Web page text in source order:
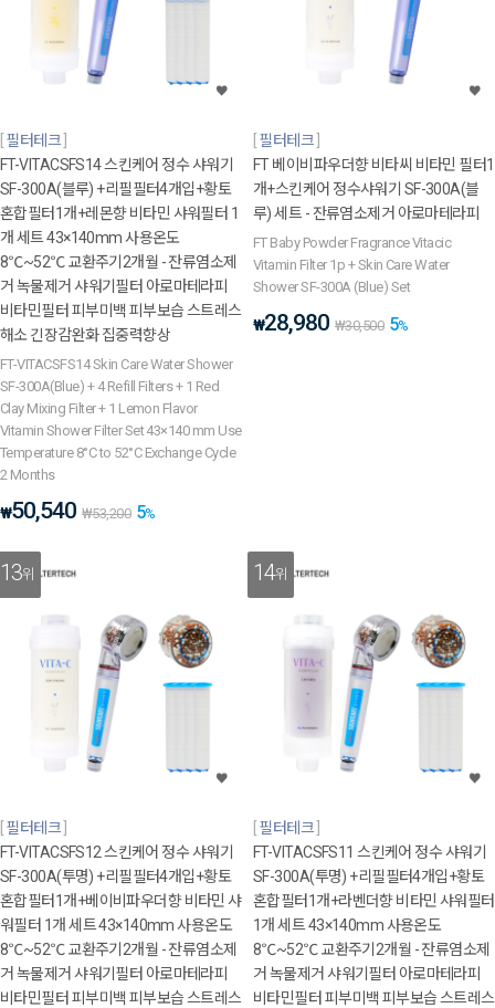
필터테크
FT-VITACSFS14 스킨케어 정수 샤워기
SF-300A(블루) +리필필터4개입+황토
혼합필터1개+레몬향 비타민 샤워필터 1
개 세트 43×140mm 사용온도
8℃~52℃ 교환주기2개월 - 잔류염소제
거 녹물제거 샤워기필터 아로마테라피
비타민필터 피부미백 피부보습 스트레스
해소 긴장감완화 집중력향상
FT-VITACSFS14 Skin Care Water Shower
SF-300A(Blue) + 4 Refill Filters + 1 Red
Clay Mixing Filter + 1 Lemon Flavor
Vitamin Shower Filter Set 43×140 mm Use
Temperature 8°C to 52°C Exchange Cycle
2 Months
₩50,540 ₩53,200 5%
필터테크
FT 베이비파우더향 비타씨 비타민 필터1
개+스킨케어 정수샤워기 SF-300A(블
루) 세트 - 잔류염소제거 아로마테라피
FT Baby Powder Fragrance Vitacic
Vitamin Filter 1p + Skin Care Water
Shower SF-300A (Blue) Set
₩28,980 ₩30,500 5%
13위
필터테크
FT-VITACSFS12 스킨케어 정수 샤워기
SF-300A(투명) +리필필터4개입+황토
혼합필터1개+베이비파우더향 비타민 샤
워필터 1개 세트 43×140mm 사용온도
8℃~52℃ 교환주기2개월 - 잔류염소제
거 녹물제거 샤워기필터 아로마테라피
비타민필터 피부미백 피부보습 스트레스
14위
필터테크
FT-VITACSFS11 스킨케어 정수 샤워기
SF-300A(투명) +리필필터4개입+황토
혼합필터1개+라벤더향 비타민 샤워필터
1개 세트 43×140mm 사용온도
8℃~52℃ 교환주기2개월 - 잔류염소제
거 녹물제거 샤워기필터 아로마테라피
비타민필터 피부미백 피부보습 스트레스